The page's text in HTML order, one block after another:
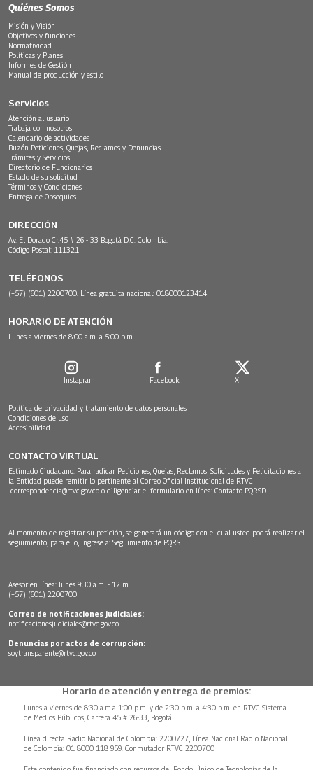
Quiénes Somos
Misión y Visión
Objetivos y funciones
Normatividad
Políticas y Planes
Informes de Gestión
Manual de producción y estilo
Servicios
Atención al usuario
Trabaja con nosotros
Calendario de actividades
Buzón Peticiones, Quejas, Reclamos y Denuncias
Trámites y Servicios
Directorio de Funcionarios
Estado de su solicitud
Términos y Condiciones
Entrega de Obsequios
DIRECCIÓN
Av. El Dorado Cr.45 # 26 - 33 Bogotá D.C. Colombia.
Código Postal: 111321
TELÉFONOS
(+57) (601) 2200700. Línea gratuita nacional: 018000123414
HORARIO DE ATENCIÓN
Lunes a viernes de 8:00 a.m. a 5:00 p.m.
Instagram Facebook X
Política de privacidad y tratamiento de datos personales
Condiciones de uso
Accesibilidad
CONTACTO VIRTUAL
Estimado Ciudadano: Para radicar Peticiones, Quejas, Reclamos, Solicitudes y Felicitaciones a
la Entidad puede remitir lo pertinente al Correo Oficial Institucional de RTVC
correspondencia@rtvc.gov.co o diligenciar el formulario en línea: Contacto PQRSD.
Al momento de registrar su petición, se generará un código con el cual usted podrá realizar el
seguimiento, para ello, ingrese a: Seguimiento de PQRS
Asesor en línea: lunes 9:30 a.m. - 12 m
(+57) (601) 2200700
Correo de notificaciones judiciales:
notificacionesjudiciales@rtvc.gov.co
Denuncias por actos de corrupción:
soytransparente@rtvc.gov.co
Horario de atención y entrega de premios:
Lunes a viernes de 8:30 a.m.a 1:00 p.m. y de 2:30 p.m. a 4:30 p.m. en RTVC Sistema
de Medios Públicos, Carrera 45 # 26-33, Bogotá.
Línea directa Radio Nacional de Colombia: 2200727, Línea Nacional Radio Nacional
de Colombia: 01 8000 118 959. Conmutador RTVC 2200700